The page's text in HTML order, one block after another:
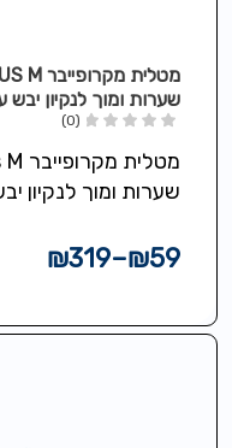
שערות ומוך לנקיון
TWIST M ERGO
(0)
שערות ומוך לנקיון
₪59
–
₪319